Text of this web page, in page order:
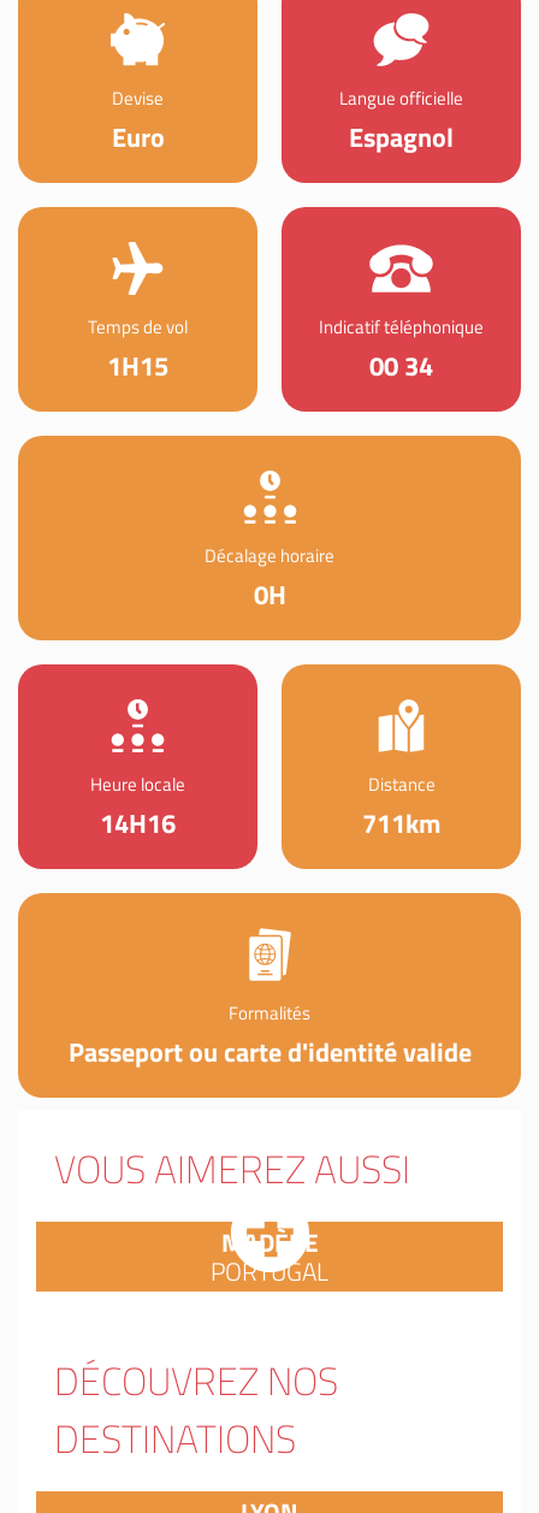
Devise
Euro
Langue officielle
Espagnol
Temps de vol
1H15
Indicatif téléphonique
00 34
Décalage horaire
0H
Heure locale
14H16
Distance
711km
Formalités
Passeport ou carte d'identité valide
VOUS AIMEREZ AUSSI
MADÈRE
PORTUGAL
DÉCOUVREZ NOS
DESTINATIONS